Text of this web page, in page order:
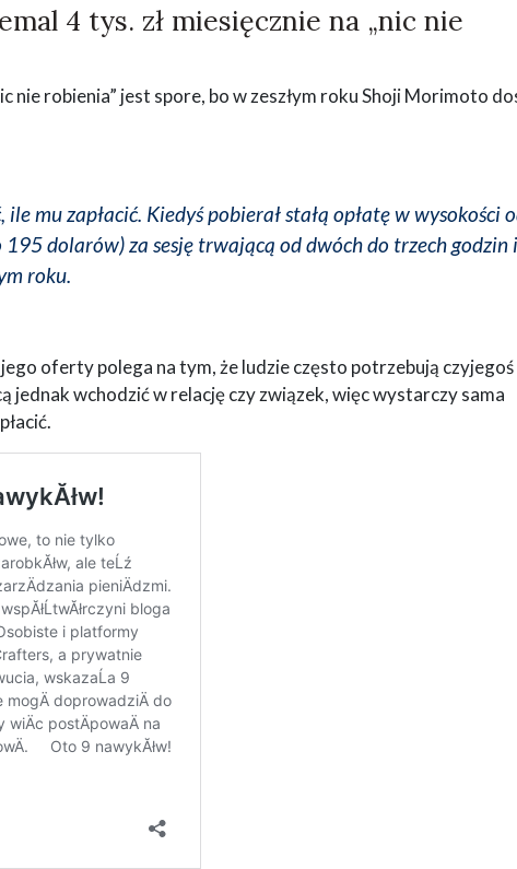
4 tys. zł miesięcznie na „nic nie
nie robienia” jest spore, bo w zeszłym roku Shoji Morimoto
mu zapłacić. Kiedyś pobierał stałą opłatę w wysokości
dolarów) za sesję trwającą od dwóch do trzech godzin i
roku.
oferty polega na tym, że ludzie często potrzebują czyjegoś
jednak wchodzić w relację czy związek, więc wystarczy sama